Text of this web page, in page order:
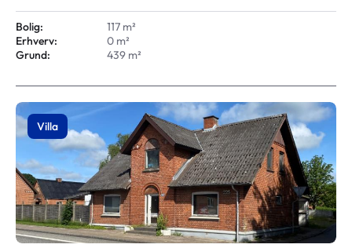
Bolig:
117 m²
Erhverv:
0 m²
Grund:
439 m²
Villa